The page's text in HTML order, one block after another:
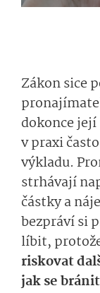
Zákon sice
dokoncejejí
v praxičasto
výkladu.
strhávají
částky a
bezprávísi
líbit,
riskovat
jak se